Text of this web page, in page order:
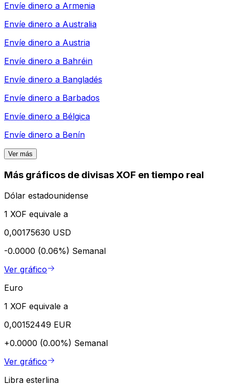
Envíe dinero a Armenia
Envíe dinero a Australia
Envíe dinero a Austria
Envíe dinero a Bahréin
Envíe dinero a Bangladés
Envíe dinero a Barbados
Envíe dinero a Bélgica
Envíe dinero a Benín
Ver más
Más gráficos de divisas XOF en tiempo real
Dólar estadounidense
1 XOF equivale a
0,00175630 USD
-0.0000 (0.06%) Semanal
Ver gráfico
Euro
1 XOF equivale a
0,00152449 EUR
+0.0000 (0.00%) Semanal
Ver gráfico
Libra esterlina